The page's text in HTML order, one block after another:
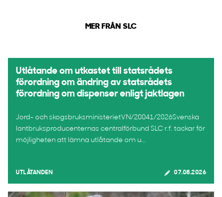
MER FRÅN SLC
Utlåtande om utkastet till statsrådets
förordning om ändring av statsrådets
förordning om dispenser enligt jaktlagen
Jord- och skogsbruksministerietVN/20041/2026Svenska
lantbruksproducenternas centralförbund SLC r.f. tackar för
möjligheten att lämna utlåtande om u...
UTLÅTANDEN 07.08.2026